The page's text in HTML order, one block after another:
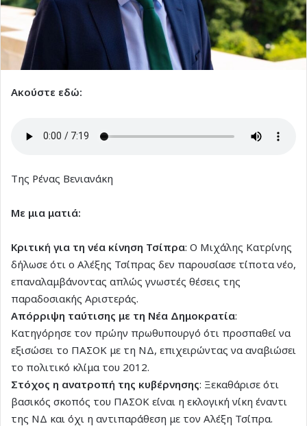
Ακούστε εδώ:
Της Ρένας Βενιανάκη
Με μια ματιά:
Κριτική για τη νέα κίνηση Τσίπρα: Ο Μιχάλης Κατρίνης
δήλωσε ότι ο Αλέξης Τσίπρας δεν παρουσίασε τίποτα νέο,
επαναλαμβάνοντας απλώς γνωστές θέσεις της
παραδοσιακής Αριστεράς.
Απόρριψη ταύτισης με τη Νέα Δημοκρατία:
Κατηγόρησε τον πρώην πρωθυπουργό ότι προσπαθεί να
εξισώσει το ΠΑΣΟΚ με τη ΝΔ, επιχειρώντας να αναβιώσει
το πολιτικό κλίμα του 2012.
Στόχος η ανατροπή της κυβέρνησης: Ξεκαθάρισε ότι
βασικός σκοπός του ΠΑΣΟΚ είναι η εκλογική νίκη έναντι
της ΝΔ και όχι η αντιπαράθεση με τον Αλέξη Τσίπρα.